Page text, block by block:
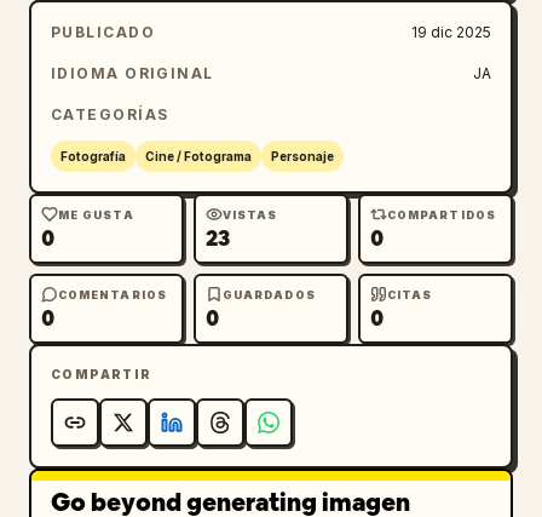
PUBLICADO 19 dic 2025
IDIOMA ORIGINAL JA
CATEGORÍAS
Fotografía Cine / Fotograma Personaje
ME GUSTA
0
VISTAS
23
COMPARTIDOS
0
COMENTARIOS
0
GUARDADOS
0
CITAS
0
COMPARTIR
Go beyond generating imagen